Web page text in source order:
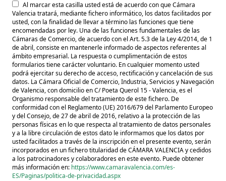
Al marcar esta casilla usted está de acuerdo con que Cámara
Valencia tratará, mediante fichero informático, los datos facilitados por
usted, con la finalidad de llevar a término las funciones que tiene
encomendadas por ley. Una de las funciones fundamentales de las
Cámaras de Comercio, de acuerdo con el Art. 5.3 de la Ley 4/2014, de 1
de abril, consiste en mantenerle informado de aspectos referentes al
ámbito empresarial. La respuesta o cumplimentación de estos
formularios tiene carácter voluntario. En cualquier momento usted
podrá ejercitar su derecho de acceso, rectificación y cancelación de sus
datos. La Cámara Oficial de Comercio, Industria, Servicios y Navegación
de Valencia, con domicilio en C/ Poeta Querol 15 - Valencia, es el
Organismo responsable del tratamiento de este fichero. De
conformidad con el Reglamento (UE) 2016/679 del Parlamento Europeo
y del Consejo, de 27 de abril de 2016, relativo a la protección de las
personas físicas en lo que respecta al tratamiento de datos personales
y a la libre circulación de estos dato le informamos que los datos por
usted facilitados a través de la inscripción en el presente evento, serán
incorporados en un fichero titularidad de CÁMARA VALENCIA y cedidos
a los patrocinadores y colaboradores en este evento. Puede obtener
más información en: https://www.camaravalencia.com/es-
ES/Paginas/politica-de-privacidad.aspx